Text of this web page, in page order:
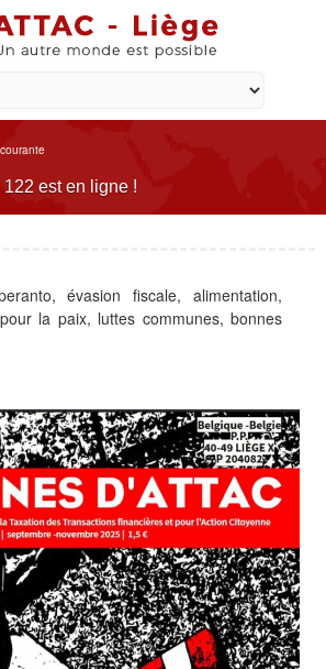
122 est en ligne !
évasion fiscale, alimentation,
la paix, luttes communes, bonnes